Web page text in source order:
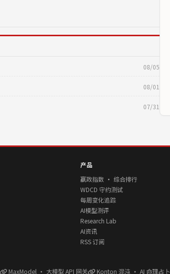
08/05
08/01
07/31
产品
赢政指数 · 综合排行
WDCD 守约测试
每周变化追踪
AI模型测评
Research Lab
AI资讯
RSS 订阅
MaxModel · 大模型 API 网关 Konton 混沌 · AI 命理占卜